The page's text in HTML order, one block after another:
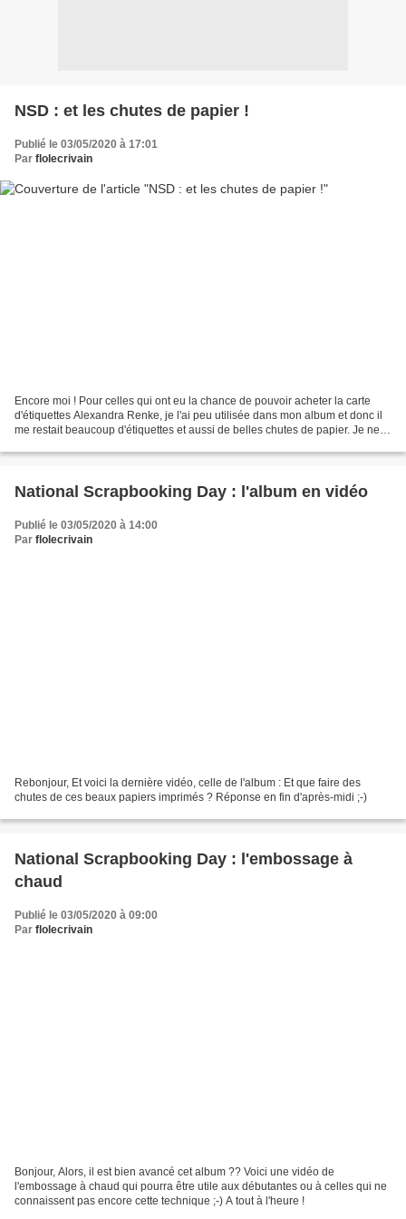
NSD : et les chutes de papier !
Publié le 03/05/2020 à 17:01
Par flolecrivain
Encore moi ! Pour celles qui ont eu la chance de pouvoir acheter la carte
d'étiquettes Alexandra Renke, je l'ai peu utilisée dans mon album et donc il
me restait beaucoup d'étiquettes et aussi de belles chutes de papier. Je ne
National Scrapbooking Day : l'album en vidéo
Publié le 03/05/2020 à 14:00
Par flolecrivain
Rebonjour, Et voici la dernière vidéo, celle de l'album : Et que faire des
chutes de ces beaux papiers imprimés ? Réponse en fin d'après-midi ;-)
National Scrapbooking Day : l'embossage à
chaud
Publié le 03/05/2020 à 09:00
Par flolecrivain
Bonjour, Alors, il est bien avancé cet album ?? Voici une vidéo de
l'embossage à chaud qui pourra être utile aux débutantes ou à celles qui ne
connaissent pas encore cette technique ;-) A tout à l'heure !